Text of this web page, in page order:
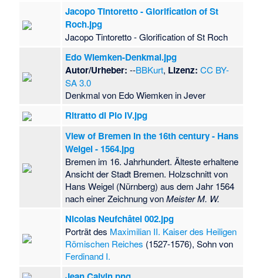
Jacopo Tintoretto - Glorification of St
Roch.jpg
Jacopo Tintoretto - Glorification of St Roch
Edo Wiemken-Denkmal.jpg
Autor/Urheber: --BBKurt, Lizenz: CC BY-
SA 3.0
Denkmal von Edo Wiemken in Jever
Ritratto di Pio IV.jpg
View of Bremen in the 16th century - Hans
Weigel - 1564.jpg
Bremen im 16. Jahrhundert. Älteste erhaltene
Ansicht der Stadt Bremen. Holzschnitt von
Hans Weigel (Nürnberg) aus dem Jahr 1564
nach einer Zeichnung vonMeister M. W.
Nicolas Neufchâtel 002.jpg
Porträt des Maximilian II. Kaiser des Heiligen
Römischen Reiches (1527-1576), Sohn von
Ferdinand I.